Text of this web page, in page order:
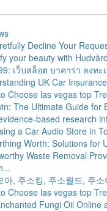
Decline Your
your beauty with
เว็บสล็อต บาคาร่า ลงทะ
UK Car Insurance
Choose las vegas top
The Ultimate Guide for
based research
a Car Audio Store in
Worth: Solutions for
Waste Removal
아, 주소킹, 주소월드, 주
Choose las vegas top
Fungi Oil Online